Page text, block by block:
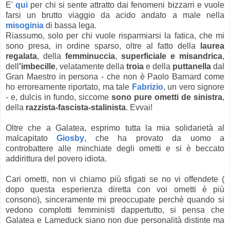
E'qui per chi si sente attratto dai fenomeni bizzarri e vuole
farsi un brutto viaggio da acido andato a male nella
misoginia di bassa lega.
Riassumo, solo per chi vuole risparmiarsi la fatica, che mi
sono presa, in ordine sparso, oltre al fatto della
laurea
regalata, della femminuccia, superficiale e misandrica,
dell 'imbecille, velatamente della troia e della puttanella dal
Gran Maestro in persona - che non è Paolo Barnard come
ho erroreamente riportato, ma tale Fabrizio, un vero signore
- e, dulcis in fundo, siccome sono pure ometti de sinistra,
della razzista-fascista-stalinista. Evvai!
Oltre che a Galatea, esprimo tutta la mia solidarietà al
malcapitatoGiosby, che ha provato da uomo a
controbattere alle minchiate degli ometti e si è beccato
addirittura del povero idiota.
Cari ometti, non vi chiamo più sfigati se no vi offendete (
dopo questa esperienza diretta con voi ometti è più
consono), sinceramente mi preoccupate perchè quando si
vedono complotti femministi dappertutto, si pensa che
Galatea e Lameduck siano non due personalità distinte ma